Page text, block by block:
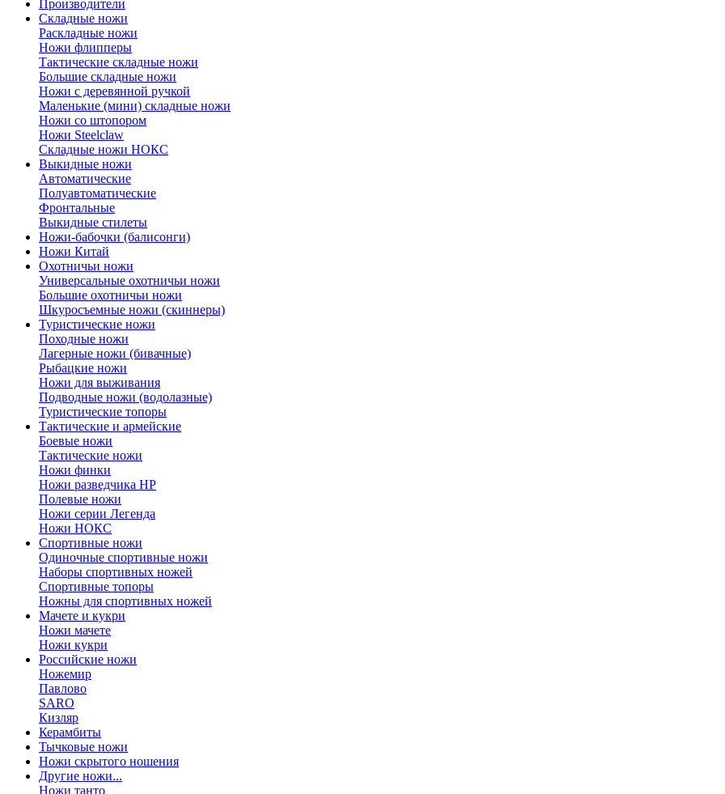
Производители
Складные ножи
Раскладные ножи
Ножи флипперы
Тактические складные ножи
Большие складные ножи
Ножи с деревянной ручкой
Маленькие (мини) складные ножи
Ножи со штопором
Ножи Steelclaw
Складные ножи НОКС
Выкидные ножи
Автоматические
Полуавтоматические
Фронтальные
Выкидные стилеты
Ножи-бабочки (балисонги)
Ножи Китай
Охотничьи ножи
Универсальные охотничьи ножи
Большие охотничьи ножи
Шкуросъемные ножи (скиннеры)
Туристические ножи
Походные ножи
Лагерные ножи (бивачные)
Рыбацкие ножи
Ножи для выживания
Подводные ножи (водолазные)
Туристические топоры
Тактические и армейские
Боевые ножи
Тактические ножи
Ножи финки
Ножи разведчика НР
Полевые ножи
Ножи серии Легенда
Ножи НОКС
Спортивные ножи
Одиночные спортивные ножи
Наборы спортивных ножей
Спортивные топоры
Ножны для спортивных ножей
Мачете и кукри
Ножи мачете
Ножи кукри
Российские ножи
Ножемир
Павлово
SARO
Кизляр
Керамбиты
Тычковые ножи
Ножи скрытого ношения
Другие ножи...
Ножи танто